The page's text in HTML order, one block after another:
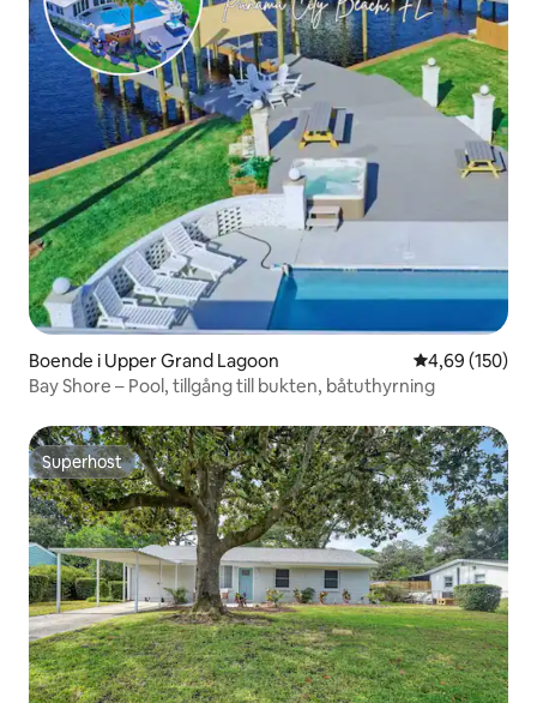
Boende i Upper Grand Lagoon 4,69 av 5 i
4,69 (150)
Bay Shore – Pool, tillgång till bukten, båtuthyrning
Superhost
Superhost